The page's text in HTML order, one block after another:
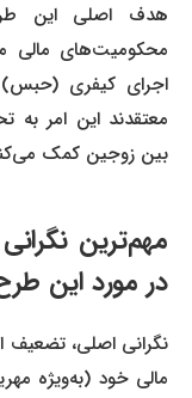
هدف اصلی این
محکومیت‌های مالی
اجرای کیفری (حبس)
معتقدند این امر به
بین زوجین کمک می‌کند.
مهم‌ترین نگرانی
در مورد این
نگرانی اصلی، تضعیف
مالی خود (به‌ویژه